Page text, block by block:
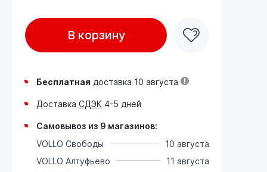
В корзину
Бесплатная доставка 10 августа
Доставка СДЭК 4-5 дней
Самовывоз из 9 магазинов:
VOLLO Свободы
10 августа
VOLLO Алтуфьево
11 августа